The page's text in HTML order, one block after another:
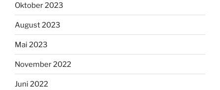
Oktober 2023
August 2023
Mai 2023
November 2022
Juni 2022